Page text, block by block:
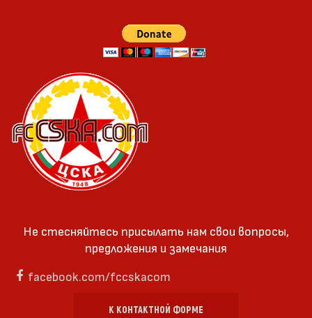
Не стесняйтесь присылать нам свои вопросы,
предложения и замечания
facebook.com/fccskacom
К КОНТАКТНОЙ ФОРМЕ